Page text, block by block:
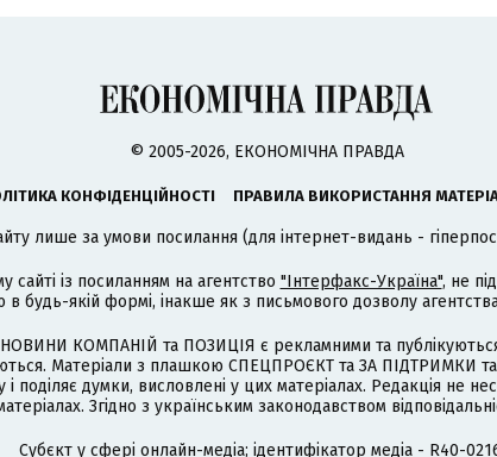
© 2005-2026, ЕКОНОМІЧНА ПРАВДА
КОНФІДЕНЦІЙНОСТІ ПРАВИЛА ВИКОРИСТАННЯ
лише за умови посилання (для інтернет-видань -
сайті із посиланням на агентство "Інтерфакс-Україна", не
будь-якій формі, інакше як з письмового дозволу
НОВИНИ КОМПАНІЙ та ПОЗИЦІЯ є рекламними та
Матеріали з плашкою СПЕЦПРОЄКТ та ЗА ПІДТРИМКИ
поділяє думки, висловлені у цих матеріалах. Редакція не
Згідно з українським законодавством
Cубєкт у сфері онлайн-медіа; ідентифікатор медіа - R40-